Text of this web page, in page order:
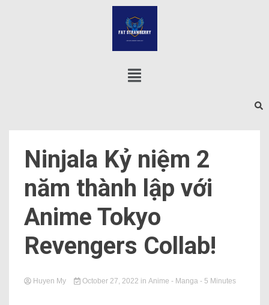
Ninjala Kỷ niệm 2
năm thành lập với
Anime Tokyo
Revengers Collab!
Huyen My October 27, 2022 in Anime - Manga - 5 Minutes